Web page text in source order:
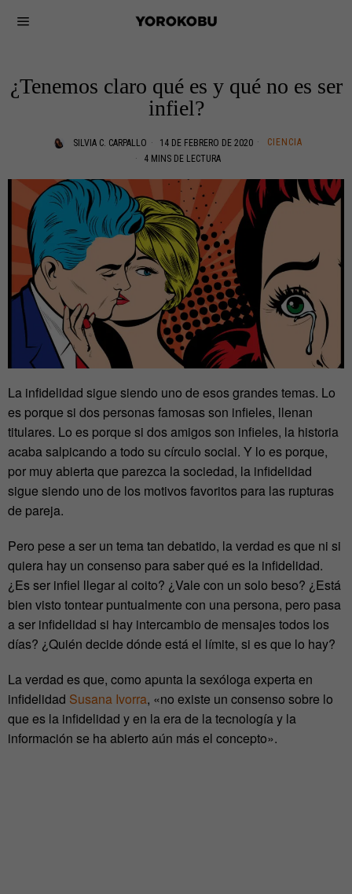
¿Tenemos claro qué es y qué no es ser
infiel?
SILVIA C. CARPALLO 14 DE FEBRERO DE 2020
CIENCIA
4 MINS DE LECTURA
La infidelidad sigue siendo uno de esos grandes temas. Lo
es porque si dos personas famosas son infieles, llenan
titulares. Lo es porque si dos amigos son infieles, la historia
acaba salpicando a todo su círculo social. Y lo es porque,
por muy abierta que parezca la sociedad, la infidelidad
sigue siendo uno de los motivos favoritos para las rupturas
de pareja.
Pero pese a ser un tema tan debatido, la verdad es que ni si
quiera hay un consenso para saber qué es la infidelidad.
¿Es ser infiel llegar al coito? ¿Vale con un solo beso? ¿Está
bien visto tontear puntualmente con una persona, pero pasa
a ser infidelidad si hay intercambio de mensajes todos los
días? ¿Quién decide dónde está el límite, si es que lo hay?
La verdad es que, como apunta la sexóloga experta en
infidelidad Susana Ivorra, «no existe un consenso sobre lo
que es la infidelidad y en la era de la tecnología y la
información se ha abierto aún más el concepto».